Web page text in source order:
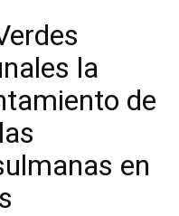
la
de
en